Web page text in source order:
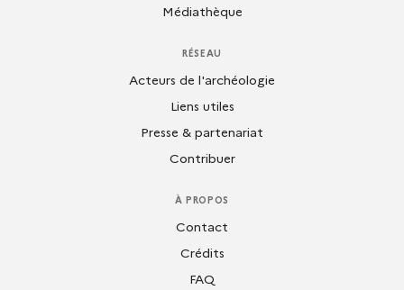
Médiathèque
RÉSEAU
Acteurs de l'archéologie
Liens utiles
Presse & partenariat
Contribuer
À PROPOS
Contact
Crédits
FAQ